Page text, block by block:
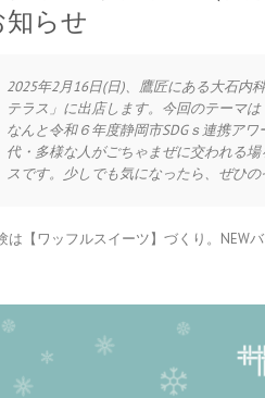
知らせ
2025年2月16日(日)、鷹匠にある大石内
テラス」に出店します。今回のテーマは
なんと令和６年度静岡市SDGｓ連携ア
代・多様な人がごちゃまぜに交われる
スです。少しでも気になったら、ぜひ
は【ワッフルスイーツ】づくり。NEW